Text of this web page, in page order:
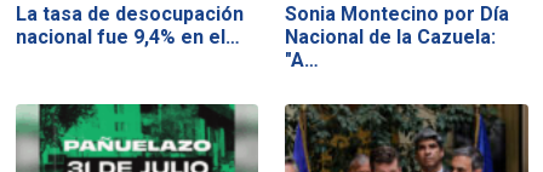
La tasa de desocupación
nacional fue 9,4% en el…
Sonia Montecino por Día
Nacional de la Cazuela:
"A…